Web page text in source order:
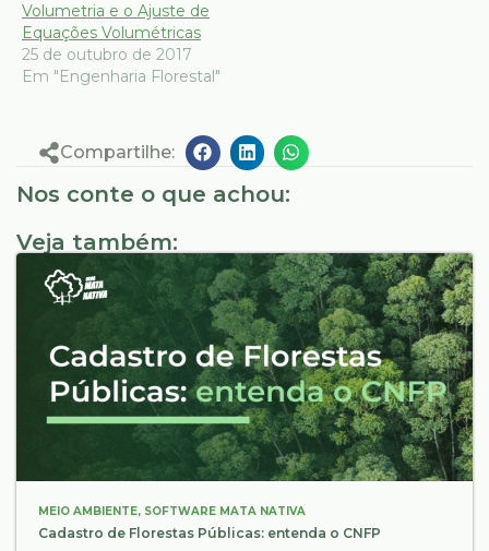
Volumetria e o Ajuste de
Equações Volumétricas
25 de outubro de 2017
Em "Engenharia Florestal"
Compartilhe:
Nos conte o que achou:
Veja também:
MEIO AMBIENTE, SOFTWARE MATA NATIVA
Cadastro de Florestas Públicas: entenda o CNFP